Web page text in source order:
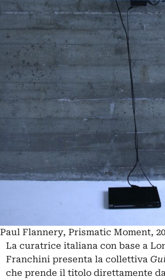
Paul Flannery, Prismatic Moment,
La curatrice italiana con base a
Franchini presenta la collettiva
che prende il titolo direttamente